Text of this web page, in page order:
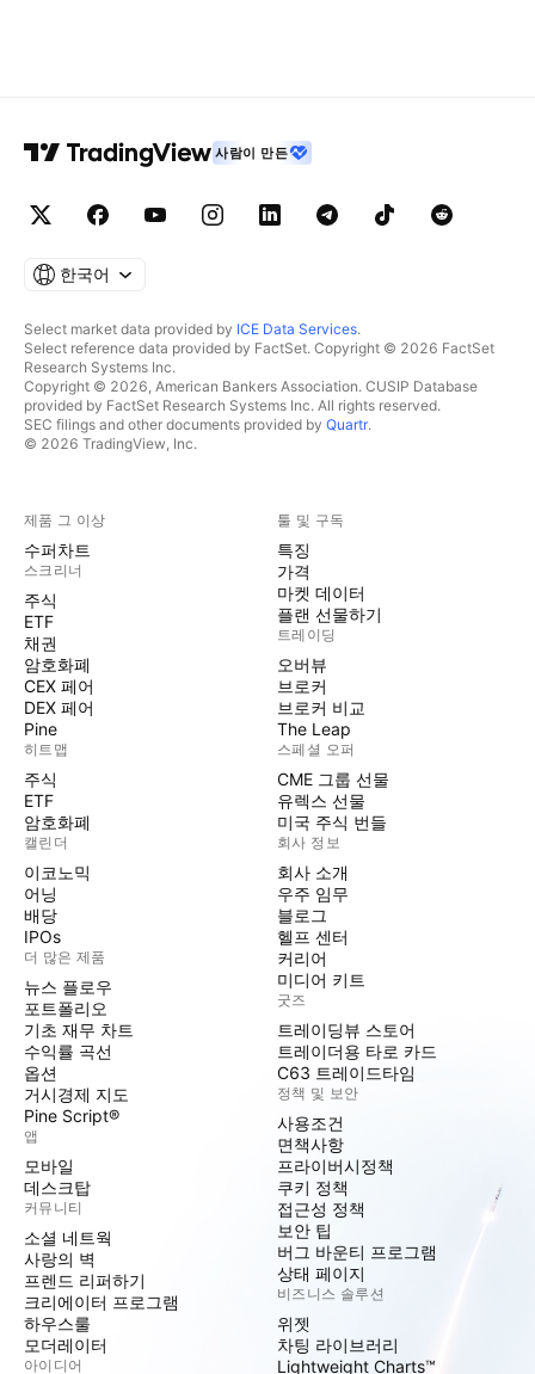
사람이 만든
한국어
Select market data provided by ICE Data Services.
Select reference data provided by FactSet. Copyright © 2026 FactSet
Research Systems Inc.
Copyright © 2026, American Bankers Association. CUSIP Database
provided by FactSet Research Systems Inc. All rights reserved.
SEC filings and other documents provided by Quartr.
© 2026 TradingView, Inc.
제품 그 이상
수퍼차트
스크리너
주식
ETF
채권
암호화폐
CEX 페어
DEX 페어
Pine
히트맵
주식
ETF
암호화폐
캘린더
이코노믹
어닝
배당
IPOs
더 많은 제품
뉴스 플로우
포트폴리오
기초 재무 차트
수익률 곡선
옵션
거시경제 지도
Pine Script®
앱
모바일
데스크탑
커뮤니티
소셜 네트웍
사랑의 벽
프렌드 리퍼하기
크리에이터 프로그램
하우스룰
모더레이터
아이디어
툴 및 구독
특징
가격
마켓 데이터
플랜 선물하기
트레이딩
오버뷰
브로커
브로커 비교
The Leap
스페셜 오퍼
CME 그룹 선물
유렉스 선물
미국 주식 번들
회사 정보
회사 소개
우주 임무
블로그
헬프 센터
커리어
미디어 키트
굿즈
트레이딩뷰 스토어
트레이더용 타로 카드
C63 트레이드타임
정책 및 보안
사용조건
면책사항
프라이버시정책
쿠키 정책
접근성 정책
보안 팁
버그 바운티 프로그램
상태 페이지
비즈니스 솔루션
위젯
차팅 라이브러리
Lightweight Charts™